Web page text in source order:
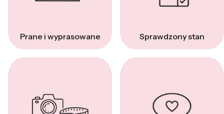
Prane i wyprasowane Sprawdzony stan